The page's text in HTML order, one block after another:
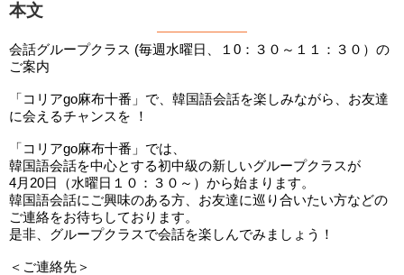
本文
会話グループクラス (毎週水曜日、１0：３０～１１：３０）の
ご案内
「コリアgo麻布十番」で、韓国語会話を楽しみながら、お友達
に会えるチャンスを ！
「コリアgo麻布十番」では、
韓国語会話を中心とする初中級の新しいグループクラスが
4月20日（水曜日１０：３０～）から始まります。
韓国語会話にご興味のある方、お友達に巡り合いたい方などの
ご連絡をお待ちしております。
是非、グループクラスで会話を楽しんでみましょう！
＜ご連絡先＞